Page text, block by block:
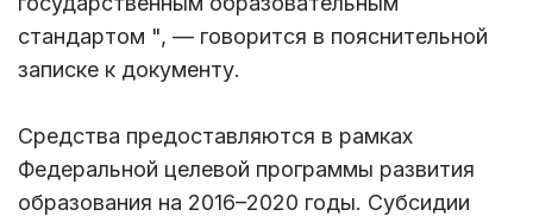
стандартом ", — говорится в пояснительной
записке к документу.
Средства предоставляются в рамках
Федеральной целевой программы развития
образования на 2016–2020 годы. Субсидии